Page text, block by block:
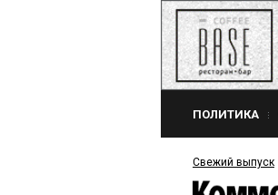
ПОЛИТИКА
Свежий выпуск